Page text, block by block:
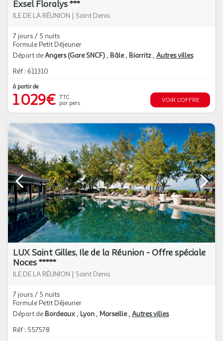
Exsel Floralys ***
ILE DE LA RÉUNION | Saint Denis
7 jours / 5 nuits
Formule Petit Déjeuner
Départ deAngers (Gare SNCF) Bâle Biarritz Autres villes
Réf : 611310
à partir de
1 029€ TTC
par pers.
VOIR L'OFFRE
LUX Saint Gilles, Ile de la Réunion - Offre spéciale
Noces *****
ILE DE LA RÉUNION | Saint Denis
7 jours / 5 nuits
Formule Petit Déjeuner
Départ de Bordeaux Lyon Marseille Autres villes
Réf : 557578